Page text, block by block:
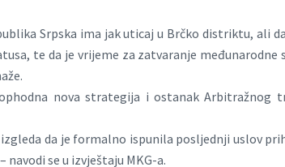
Srpska ima jak uticaj u Brčko distriktu, ali
te da je vrijeme za zatvaranje međunarodne
nova strategija i ostanak Arbitražnog
da je formalno ispunila posljednji uslov
se u izvještaju MKG-a.